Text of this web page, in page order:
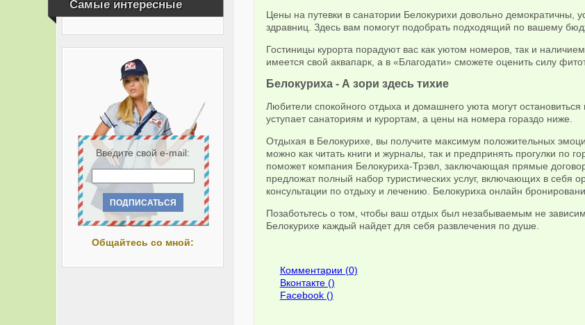
Самые интересные
Введите свой e-mail:
Общайтесь со мной:
Цены на путевки в санатории Белокурихи довольно демократичны,
здравниц. Здесь вам помогут подобрать подходящий по вашему
Гостиницы курорта порадуют вас как уютом номеров, так и
имеется свой аквапарк, а в «Благодати» сможете оценить силу
Белокуриха - А зори здесь тихие
Любители спокойного отдыха и домашнего уюта могут
уступает санаториям и курортам, а цены на номера гораздо ниже.
Отдыхая в Белокурихе, вы получите максимум положительных
можно как читать книги и журналы, так и предпринять прогулки по
поможет компания Белокуриха-Трэвл, заключающая прямые
предложат полный набор туристических услуг, включающих в себя
консультации по отдыху и лечению. Белокуриха онлайн
Позаботьтесь о том, чтобы ваш отдых был незабываемым не
Белокурихе каждый найдет для себя развлечения по душе.
Комментарии (0)
Вконтакте ()
Facebook ()